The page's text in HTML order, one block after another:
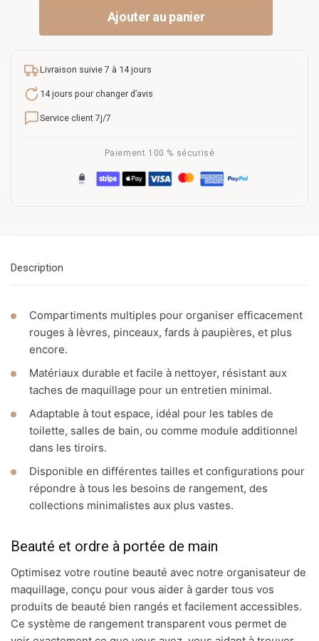
Ajouter au panier
Livraison suivie 7 à 14 jours
14 jours pour changer d’avis
Service client 7j/7
Paiement 100 % sécurisé
Description
Compartiments multiples pour organiser efficacement
rouges à lèvres, pinceaux, fards à paupières, et plus
encore.
Matériaux durable et facile à nettoyer, résistant aux
taches de maquillage pour un entretien minimal.
Adaptable à tout espace, idéal pour les tables de
toilette, salles de bain, ou comme module additionnel
dans les tiroirs.
Disponible en différentes tailles et configurations pour
répondre à tous les besoins de rangement, des
collections minimalistes aux plus vastes.
Beauté et ordre à portée de main
Optimisez votre routine beauté avec notre organisateur de
maquillage, conçu pour vous aider à garder tous vos
produits de beauté bien rangés et facilement accessibles.
Ce système de rangement transparent vous permet de